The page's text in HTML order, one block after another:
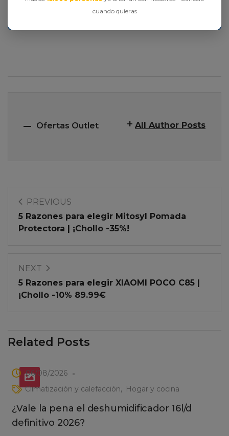
Ofertas Outlet All Author Posts
PREVIOUS
5 Razones para elegir Mitosyl Pomada
Protectora | ¡Chollo -35%!
NEXT
5 Razones para elegir XIAOMI POCO C85 |
¡Chollo -10% 89.99€
Related Posts
06/08/2026
Climatización y calefacción
Hogar y cocina
¿Vale la pena el deshumidificador 16l/d
definitivo 2026?
cuando quieras